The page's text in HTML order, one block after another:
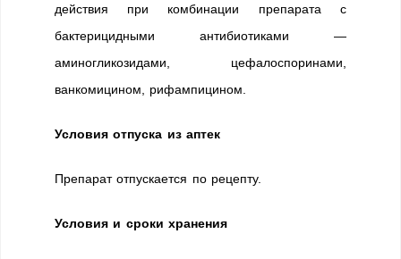
действия при комбинации препарата с
бактерицидными антибиотиками —
аминогликозидами, цефалоспоринами,
ванкомицином, рифампицином.
Условия отпуска из аптек
Препарат отпускается по рецепту.
Условия и сроки хранения